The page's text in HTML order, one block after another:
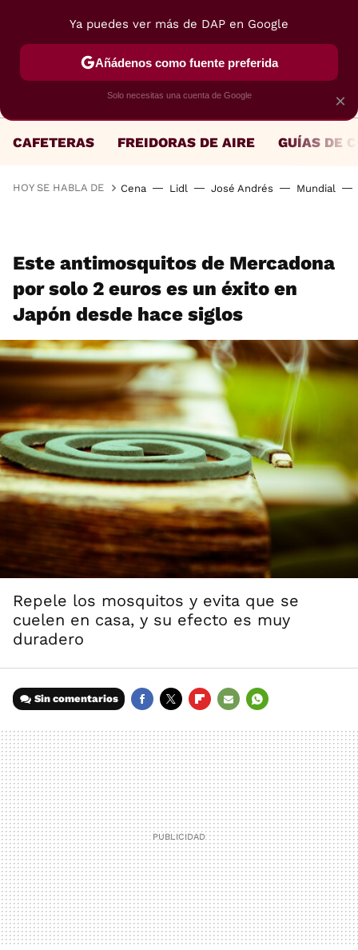
CAFETERAS FREIDORAS DE AIRE GUÍAS DE
HOY SE HABLA DE Cena Lidl José Andrés Mundial
Este antimosquitos de Mercadona
por solo 2 euros es un éxito en
Japón desde hace siglos
Repele los mosquitos y evita que se
cuelen en casa, y su efecto es muy
duradero
Sin comentarios
MAIL
×
Ya puedes ver más de DAP en Google
Añádenos como fuente preferida
Solo necesitas una cuenta de Google